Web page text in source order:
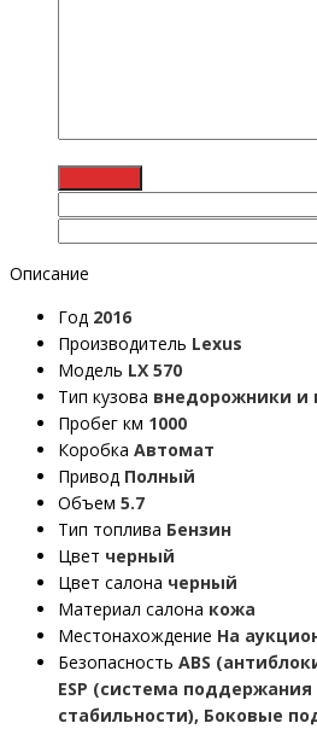
Описание
Год 2016
Производитель Lexus
Модель LX 570
Тип кузова внедорожники и
Пробег км 1000
Коробка Автомат
Привод Полный
Объем 5.7
Тип топлива Бензин
Цвет черный
Цвет салона черный
Материал салона кожа
Местонахождение На
Безопасность ABS
ESP (система
стабильности), Боковые